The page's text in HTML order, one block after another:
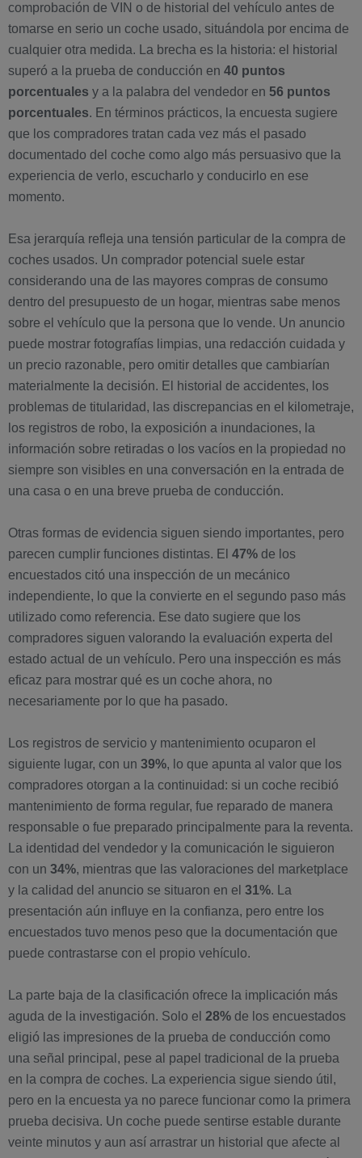
comprobación de VIN o de historial del vehículo antes de
tomarse en serio un coche usado, situándola por encima de
cualquier otra medida. La brecha es la historia: el historial
superó a la prueba de conducción en 40 puntos
porcentuales y a la palabra del vendedor en 56 puntos
porcentuales. En términos prácticos, la encuesta sugiere
que los compradores tratan cada vez más el pasado
documentado del coche como algo más persuasivo que la
experiencia de verlo, escucharlo y conducirlo en ese
momento.
Esa jerarquía refleja una tensión particular de la compra de
coches usados. Un comprador potencial suele estar
considerando una de las mayores compras de consumo
dentro del presupuesto de un hogar, mientras sabe menos
sobre el vehículo que la persona que lo vende. Un anuncio
puede mostrar fotografías limpias, una redacción cuidada y
un precio razonable, pero omitir detalles que cambiarían
materialmente la decisión. El historial de accidentes, los
problemas de titularidad, las discrepancias en el kilometraje,
los registros de robo, la exposición a inundaciones, la
información sobre retiradas o los vacíos en la propiedad no
siempre son visibles en una conversación en la entrada de
una casa o en una breve prueba de conducción.
Otras formas de evidencia siguen siendo importantes, pero
parecen cumplir funciones distintas. El 47% de los
encuestados citó una inspección de un mecánico
independiente, lo que la convierte en el segundo paso más
utilizado como referencia. Ese dato sugiere que los
compradores siguen valorando la evaluación experta del
estado actual de un vehículo. Pero una inspección es más
eficaz para mostrar qué es un coche ahora, no
necesariamente por lo que ha pasado.
Los registros de servicio y mantenimiento ocuparon el
siguiente lugar, con un 39%, lo que apunta al valor que los
compradores otorgan a la continuidad: si un coche recibió
mantenimiento de forma regular, fue reparado de manera
responsable o fue preparado principalmente para la reventa.
La identidad del vendedor y la comunicación le siguieron
con un 34%, mientras que las valoraciones del marketplace
y la calidad del anuncio se situaron en el 31%. La
presentación aún influye en la confianza, pero entre los
encuestados tuvo menos peso que la documentación que
puede contrastarse con el propio vehículo.
La parte baja de la clasificación ofrece la implicación más
aguda de la investigación. Solo el 28% de los encuestados
eligió las impresiones de la prueba de conducción como
una señal principal, pese al papel tradicional de la prueba
en la compra de coches. La experiencia sigue siendo útil,
pero en la encuesta ya no parece funcionar como la primera
prueba decisiva. Un coche puede sentirse estable durante
veinte minutos y aun así arrastrar un historial que afecte al